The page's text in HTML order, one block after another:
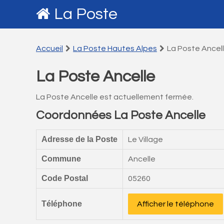
La Poste
Accueil La Poste Hautes Alpes La Poste
La Poste Ancelle
La Poste Ancelle est actuellement fermée.
Coordonnées La Poste Ancelle
Adresse de la Poste Le Village
Commune Ancelle
Code Postal 05260
Téléphone Afficher le téléphone